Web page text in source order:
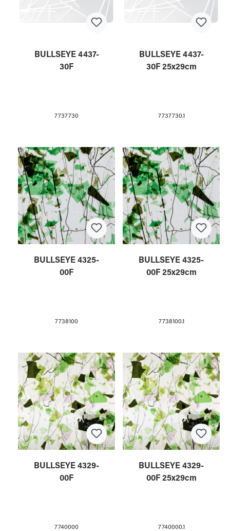
BULLSEYE 4437-
30F
7737730
BULLSEYE 4437-
30F 25x29cm
7737730.1
BULLSEYE 4325-
00F
7738100
BULLSEYE 4325-
00F 25x29cm
7738100.1
BULLSEYE 4329-
00F
7740000
BULLSEYE 4329-
00F 25x29cm
7740000.1